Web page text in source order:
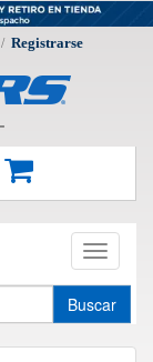
/ Registrarse
Toggle
Buscar